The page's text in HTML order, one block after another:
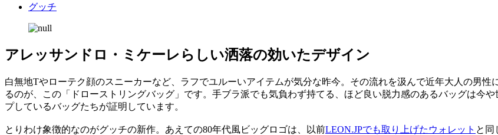
グッチ
アレッサンドロ・ミケーレらしい洒落の効いたデザイン
白無地Tやローテク顔のスニーカーなど、ラフでユルーいアイテムが気分な昨今。その流れを汲んで近年大人の男
るのが、この「ドローストリングバッグ」です。手ブラ派でも気負わず持てる、ほど良い脱力感のあるバッグは今
プしているバッグたちが証明しています。
とりわけ象徴的なのがグッチの新作。あえての80年代風ビッグロゴは、以前LEON.JPでも取り上げたウォレット と同